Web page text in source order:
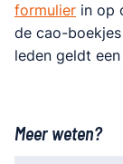
formulier in op
de cao-
leden geldt
Meer weten?